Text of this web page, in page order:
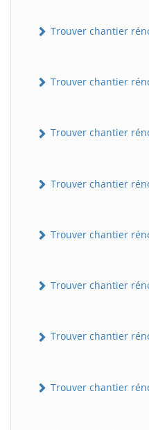
Trouver chantier
Trouver chantier
Trouver chantier
Trouver chantier
Trouver chantier
Trouver chantier
Trouver chantier
Trouver chantier